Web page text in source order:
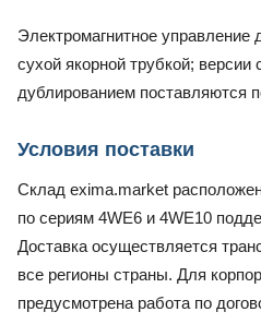
Электромагнитное управление
сухой якорной трубкой;
дублированием поставляются
Условия поставки
Склад exima.market
по сериям 4WE6 и 4WE10
Доставка осуществляется
все регионы страны. Для
предусмотрена работа по